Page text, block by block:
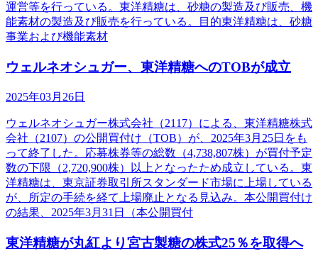
運営等を行っている。東洋精糖は、砂糖の製造及び販売、機
能素材の製造及び販売を行っている。目的東洋精糖は、砂糖
事業および機能素材
ウェルネオシュガー、東洋精糖へのTOBが成立
2025年03月26日
ウェルネオシュガー株式会社（2117）による、東洋精糖株式
会社（2107）の公開買付け（TOB）が、2025年3月25日をも
って終了した。応募株券等の総数（4,738,807株）が買付予定
数の下限（2,720,900株）以上となったため成立している。東
洋精糖は、東京証券取引所スタンダード市場に上場している
が、所定の手続を経て上場廃止となる見込み。本公開買付け
の結果、2025年3月31日（本公開買付
東洋精糖が丸紅より宮古製糖の株式25％を取得へ